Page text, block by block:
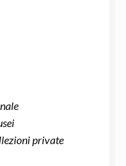
private